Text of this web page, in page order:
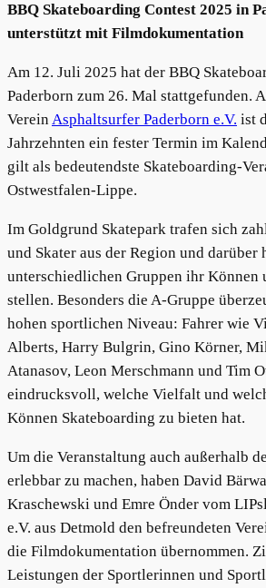
BBQ Skateboarding Contest 2025 in
unterstützt mit Filmdokumentation
Am 12. Juli 2025 hat der BBQ
Paderborn zum 26. Mal stattgefunden.
VereinAsphaltsurfer Paderborn e.V. ist
Jahrzehnten ein fester Termin im
gilt als bedeutendste Skateboarding-
Ostwestfalen-Lippe.
Im Goldgrund Skatepark trafen sich
und Skater aus der Region und darüber
unterschiedlichen Gruppen ihr Können
stellen. Besonders die A-Gruppe
hohen sportlichen Niveau: Fahrer wie
Alberts, Harry Bulgrin, Gino Körner,
Atanasov, Leon Merschmann und Tim
eindrucksvoll, welche Vielfalt und
Können Skateboarding zu bieten hat.
Um die Veranstaltung auch außerhalb
erlebbar zu machen, haben David
Kraschewski und Emre Önder vom
e.V. aus Detmold den befreundeten
die Filmdokumentation übernommen.
Leistungen der Sportlerinnen und